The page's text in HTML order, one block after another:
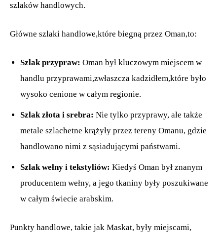
szlaków handlowych.
Główne szlaki handlowe,które biegną przez Oman,to:
Szlak przypraw: Oman był kluczowym miejscem w
handlu przyprawami,zwłaszcza kadzidłem,które było
wysoko cenione w całym regionie.
Szlak złota i srebra: Nie tylko przyprawy, ale także
metale szlachetne krążyły przez tereny Omanu, gdzie
handlowano nimi z sąsiadującymi państwami.
Szlak wełny i tekstyliów: Kiedyś Oman był znanym
producentem wełny, a jego tkaniny były poszukiwane
w całym świecie arabskim.
Punkty handlowe, takie jak Maskat, były miejscami,